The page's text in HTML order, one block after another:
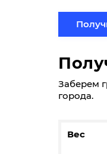
Заберем
города.
Вес